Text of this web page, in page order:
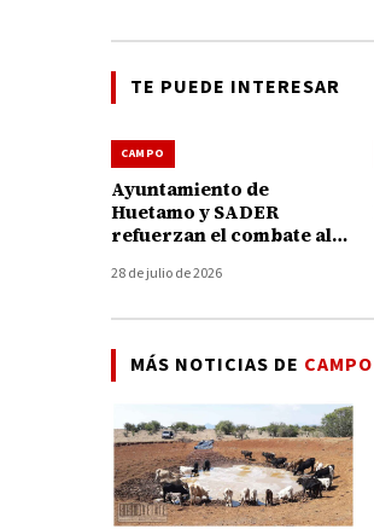
TE PUEDE INTERESAR
CAMPO
Ayuntamiento de
Huetamo y SADER
refuerzan el combate al
brigadas y kits gratuitos
28 de julio de 2026
MÁS NOTICIAS DE CAMPO